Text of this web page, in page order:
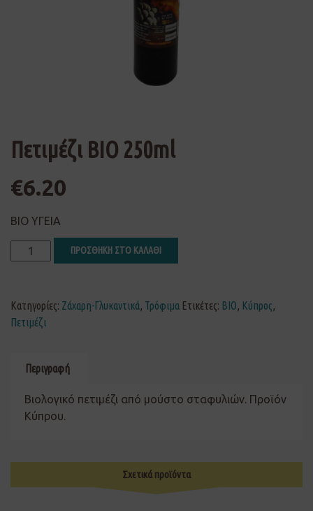
Πετιμέζι ΒΙΟ 250ml
€6.20
ΒΙΟ ΥΓΕΙΑ
ΠΡΟΣΘΗΚΗ ΣΤΟ ΚΑΛΑΘΙ
Κατηγορίες: Ζάχαρη-Γλυκαντικά, Τρόφιμα Ετικέτες: ΒΙΟ, Κύπρος,
Πετιμέζι
Περιγραφή
Βιολογικό πετιμέζι από μούστο σταφυλιών. Προϊόν
Κύπρου.
Σχετικά προϊόντα